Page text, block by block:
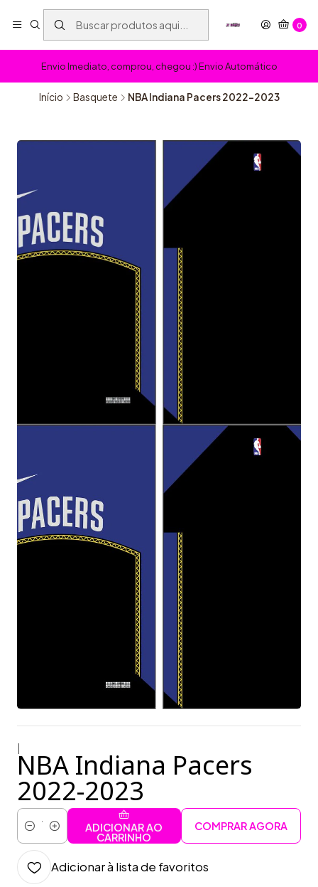
0
Envio Imediato, comprou, chegou :) Envio Automático
Início Basquete NBA Indiana Pacers 2022-2023
NBA Indiana Pacers
2022-2023
Quantidade
ADICIONAR AO
CARRINHO
COMPRAR AGORA
Adicionar à lista de favoritos